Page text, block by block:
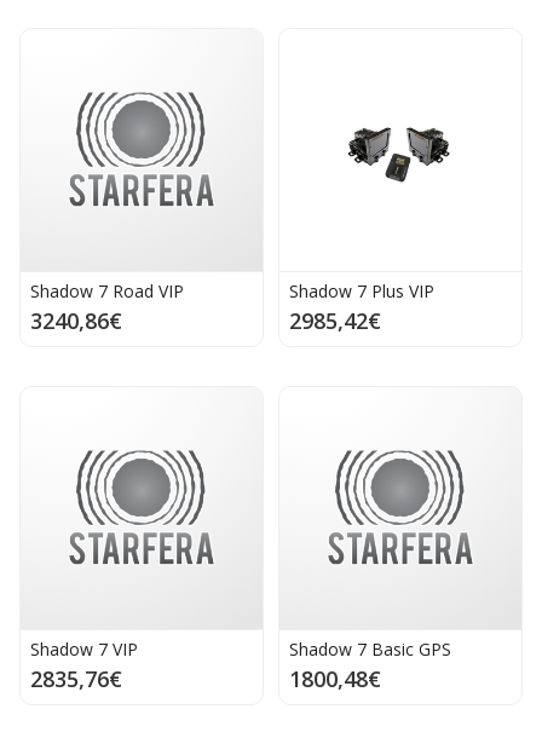
Shadow 7 Road VIP
3240,86€
Shadow 7 Plus VIP
2985,42€
Shadow 7 VIP
2835,76€
Shadow 7 Basic GPS
1800,48€